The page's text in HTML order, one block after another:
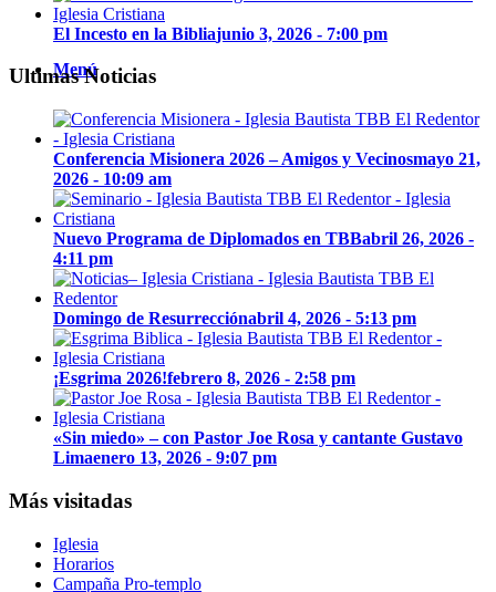
Menú
El Incesto en la Bibliajunio 3, 2026 - 7:00 pm
Ultimas Noticias
Conferencia Misionera 2026 – Amigos y Vecinosmayo 21,
2026 - 10:09 am
Nuevo Programa de Diplomados en TBBabril 26, 2026 -
4:11 pm
Domingo de Resurrecciónabril 4, 2026 - 5:13 pm
¡Esgrima 2026!febrero 8, 2026 - 2:58 pm
«Sin miedo» – con Pastor Joe Rosa y cantante Gustavo
Limaenero 13, 2026 - 9:07 pm
Más visitadas
Iglesia
Horarios
Campaña Pro-templo